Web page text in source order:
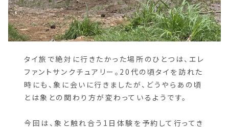
タイ旅で絶対に行きたかった場所のひとつは、エレ
ファントサンクチュアリー。20代の頃タイを訪れた
時にも、象に会いに行きましたが、どうやらあの頃
とは象との関わり方が変わっているようです。
今回は、象と触れ合う1日体験を予約して行ってき